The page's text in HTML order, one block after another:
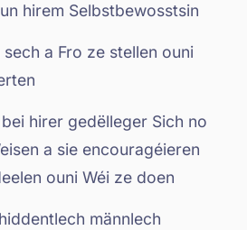
hirem Selbstbewosstsin
a Fro ze stellen ouni
hirer gedëlleger Sich no
a sie encouragéieren
ouni Wéi ze doen
männlech